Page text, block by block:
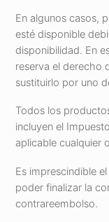
En algunos casos,
esté disponible
disponibilidad. En
reserva el derecho
sustituirlo por uno
Todos los
incluyen el
aplicable cualquier
Es imprescindible
poder finalizar la
contrareembolso.